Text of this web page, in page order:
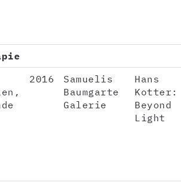
2016
Samuelis
Baumgarte
Galerie
Hans
Kotter:
Beyond
Light